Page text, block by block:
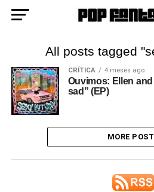
All posts tagged
CRÍTICA 4 meses ago
Ouvimos: Ellen
sad” (EP)
MORE